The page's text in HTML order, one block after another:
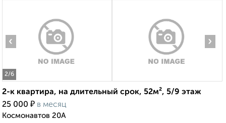
2/6
‹ ›
2-к квартира, на длительный срок, 52м², 5/9 этаж
25 000 ₽ в месяц
Космонавтов 20А